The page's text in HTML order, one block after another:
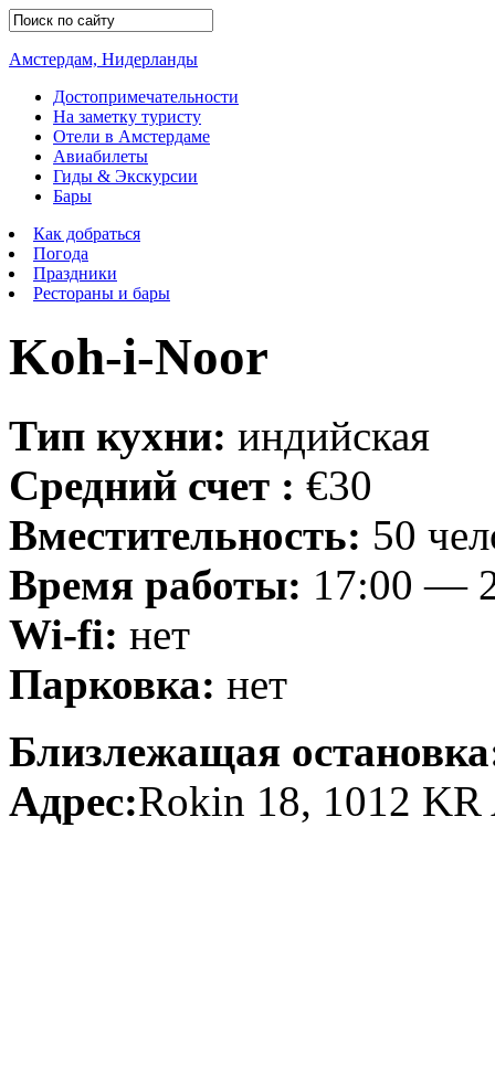
Амстердам, Нидерланды
Достопримечательности
На заметку туристу
Отели в Амстердаме
Авиабилеты
Гиды & Экскурсии
Бары
Как добраться
Погода
Праздники
Рестораны и бары
Koh-i-Noor
Тип кухни: индийская
Средний счет : €30
Вместительность: 50
Время работы: 17:00 —
Wi-fi: нет
Парковка: нет
Близлежащая
Адрес:Rokin 18, 1012 KR